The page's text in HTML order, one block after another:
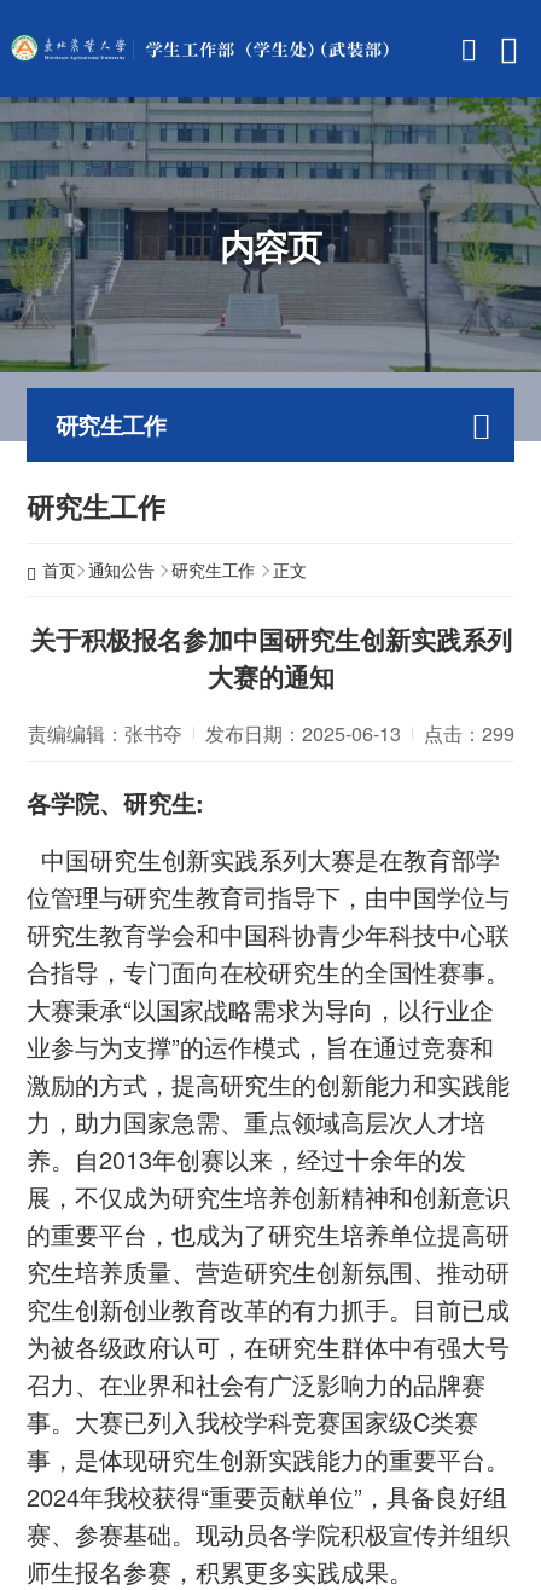
内容页
研究生工作
研究生工作
首页 通知公告 研究生工作 正文
关于积极报名参加中国研究生创新实践系列
大赛的通知
责编编辑：张书夺 发布日期：2025-06-13 点击： 299
各学院、研究生:
中国研究生创新实践系列大赛是在教育部学
位管理与研究生教育司指导下，由中国学位与
研究生教育学会和中国科协青少年科技中心联
合指导，专门面向在校研究生的全国性赛事。
大赛秉承“以国家战略需求为导向，以行业企
业参与为支撑”的运作模式，旨在通过竞赛和
激励的方式，提高研究生的创新能力和实践能
力，助力国家急需、重点领域高层次人才培
养。自2013年创赛以来，经过十余年的发
展，不仅成为研究生培养创新精神和创新意识
的重要平台，也成为了研究生培养单位提高研
究生培养质量、营造研究生创新氛围、推动研
究生创新创业教育改革的有力抓手。目前已成
为被各级政府认可，在研究生群体中有强大号
召力、在业界和社会有广泛影响力的品牌赛
事。大赛已列入我校学科竞赛国家级C类赛
事，是体现研究生创新实践能力的重要平台。
2024年我校获得“重要贡献单位”，具备良好组
赛、参赛基础。现动员各学院积极宣传并组织
师生报名参赛，积累更多实践成果。